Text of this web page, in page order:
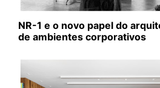
NR-1 e o novo papel do
de ambientes corporativos